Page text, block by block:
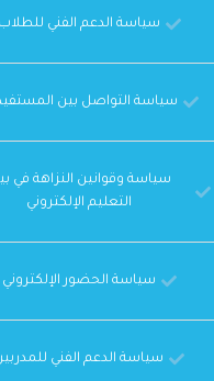
سياسة الدعم الفني للطلاب
سياسة التواصل بين
سياسة وقوانين النزاهة في
التعليم الإلكتروني
سياسة الحضور الإلكتروني
سياسة الدعم الفني